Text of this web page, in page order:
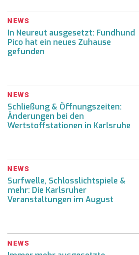
NEWS
In Neureut ausgesetzt: Fundhund
Pico hat ein neues Zuhause
gefunden
NEWS
Schließung & Öffnungszeiten:
Änderungen bei den
Wertstoffstationen in Karlsruhe
NEWS
Surfwelle, Schlosslichtspiele &
mehr: Die Karlsruher
Veranstaltungen im August
NEWS